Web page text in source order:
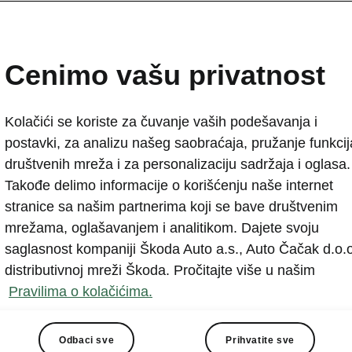
detalji koje ste tražili
vozila
unutrašnje dimenzije, zapremina prtljažnika.
Cenimo vašu privatnost
Kolačići se koriste za čuvanje vaših podešavanja i
postavki, za analizu našeg saobraćaja, pružanje
društvenih mreža i za personalizaciju sadržaja i oglasa.
Takođe delimo informacije o korišćenju naše internet
stranice sa našim partnerima koji se bave društvenim
mrežama, oglašavanjem i analitikom. Dajete svoju
saglasnost kompaniji Škoda Auto a.s., Auto Čačak
distributivnoj mreži Škoda. Pročitajte više u našim
Pravilima o kolačićima.
Odbaci sve Prihvatite sve